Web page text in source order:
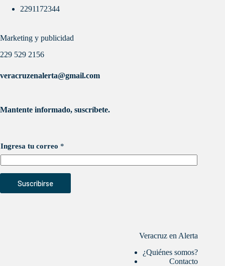
2291172344
Marketing y publicidad
229 529 2156
veracruzenalerta@gmail.com
Mantente informado, suscríbete.
Ingresa tu correo *
Suscribirse
Veracruz en Alerta
¿Quiénes somos?
Contacto